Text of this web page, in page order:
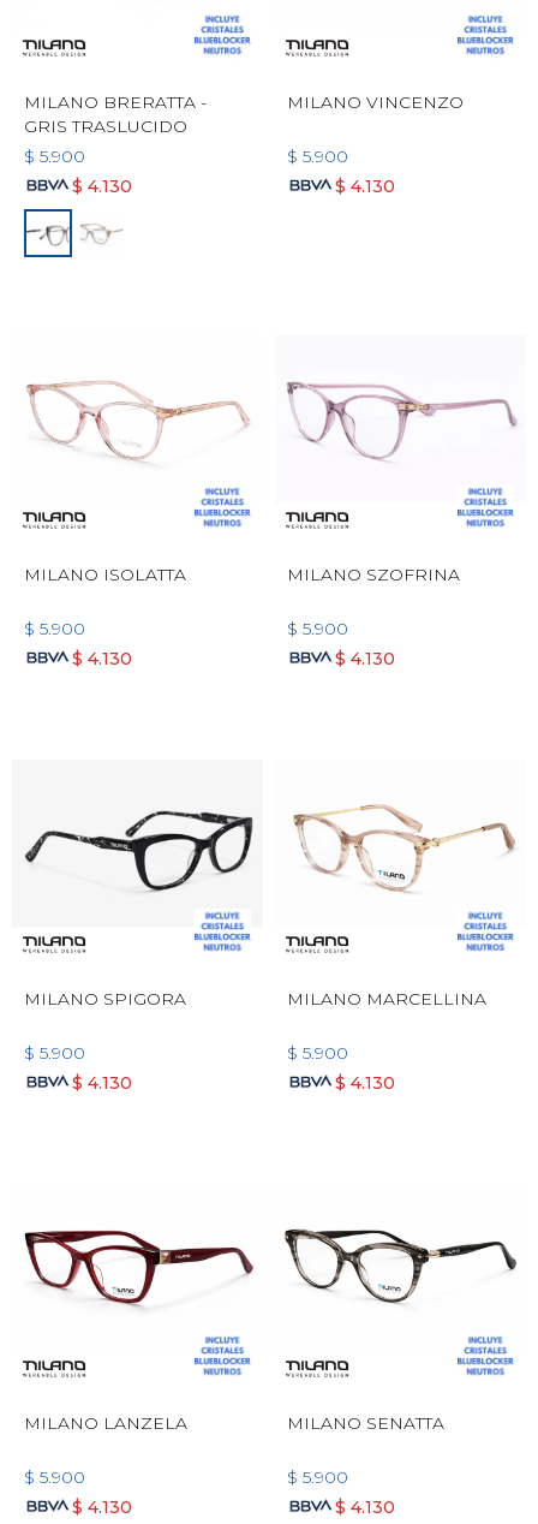
MILANO BRERATTA -
GRIS TRASLUCIDO
$ 5.900
$ 4.130
MILANO VINCENZO
$ 5.900
$ 4.130
MILANO ISOLATTA
$ 5.900
$ 4.130
MILANO SZOFRINA
$ 5.900
$ 4.130
MILANO SPIGORA
$ 5.900
$ 4.130
MILANO MARCELLINA
$ 5.900
$ 4.130
MILANO LANZELA
$ 5.900
$ 4.130
MILANO SENATTA
$ 5.900
$ 4.130